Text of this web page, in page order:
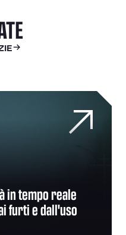
reale della flotta
in tempo reale
furti e dall'uso